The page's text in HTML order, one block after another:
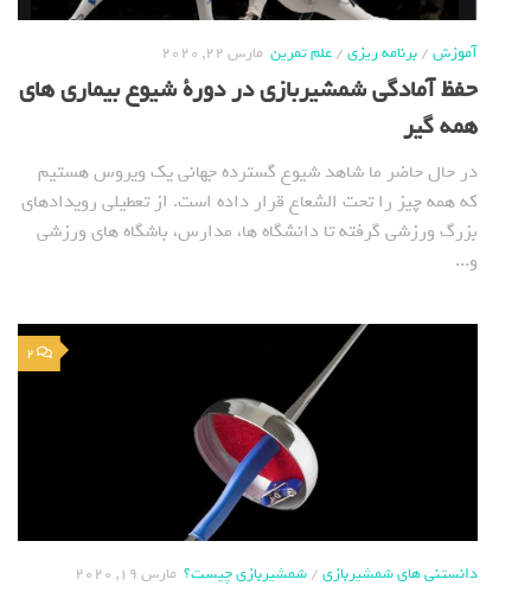
آموزش/برنامه ریزی/علم تمرین مارس 22, 2020
حفظ آمادگی شمشیربازی در دورة شیوع بیماری های
همه گیر
در حال حاضر ما شاهد شیوع گسترده جهانی یک ویروس هستیم
که همه چیز را تحت الشعاع قرار داده است. از تعطیلی رویدادهای
بزرگ ورزشی گرفته تا دانشگاه ها، مدارس، باشگاه های ورزشی
و...
2
دانستنی های شمشیربازی/شمشیربازی چیست؟ مارس 19, 2020